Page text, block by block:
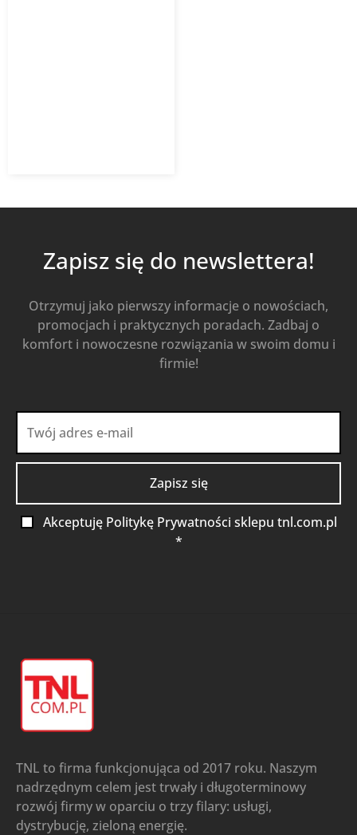
Zapisz się do newslettera!
Otrzymuj jako pierwszy informacje o nowościach,
promocjach i praktycznych poradach. Zadbaj o
komfort i nowoczesne rozwiązania w swoim domu i
firmie!
Akceptuję Politykę Prywatności sklepu tnl.com.pl
*
TNL to firma funkcjonująca od 2017 roku. Naszym
nadrzędnym celem jest trwały i długoterminowy
rozwój firmy w oparciu o trzy filary: usługi,
dystrybucję, zieloną energię.